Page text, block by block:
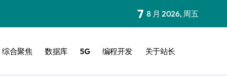
7 8 月 2026, 周五
综合聚焦 数据库 5G 编程开发 关于站长